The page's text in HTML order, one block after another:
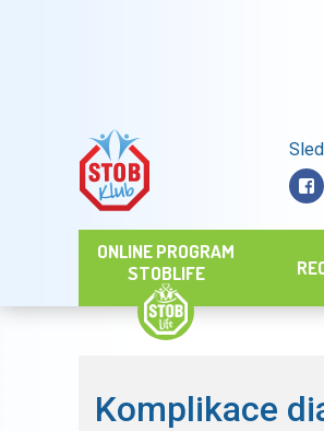
ONLINE PROGRAM
STOBLIFE
Komplikace